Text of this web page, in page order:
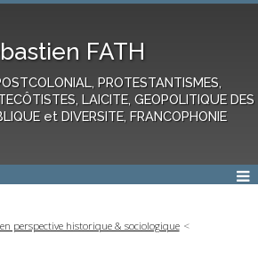
FATH
PROTESTANTISMES,
LAICITE, GEOPOLITIQUE DES
et DIVERSITE, FRANCOPHONIE
perspective historique & sociologique